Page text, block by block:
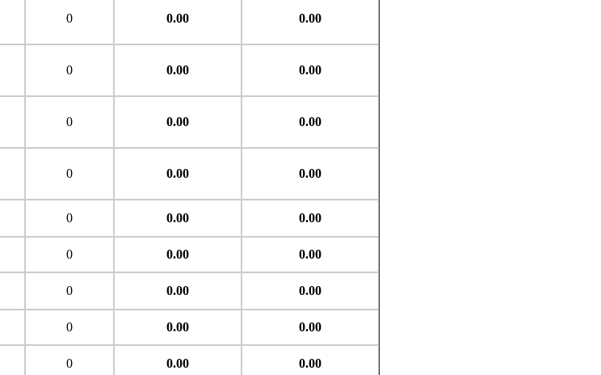
0 0.00 0.00
0 0.00 0.00
0 0.00 0.00
0 0.00 0.00
0 0.00 0.00
0 0.00 0.00
0 0.00 0.00
0 0.00 0.00
0 0.00 0.00